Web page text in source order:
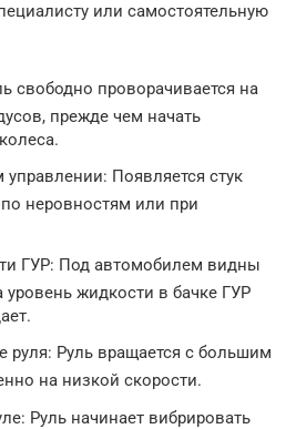
или самостоятельную
свободно проворачивается на
прежде чем начать
управлении: Появляется стук
неровностям или при
ГУР: Под автомобилем видны
жидкости в бачке ГУР
руля: Руль вращается с большим
на низкой скорости.
Руль начинает вибрировать